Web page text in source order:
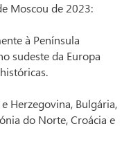
Moscou de 2023:
à Península
sudeste da Europa
Herzegovina, Bulgária,
do Norte, Croácia e